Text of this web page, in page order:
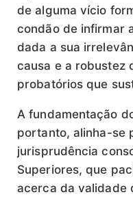
de alguma vício
condão de infirmar
dada a sua
causa e a robustez
probatórios que
A fundamentação
portanto, alinha-se
jurisprudência
Superiores, que
acerca da validade